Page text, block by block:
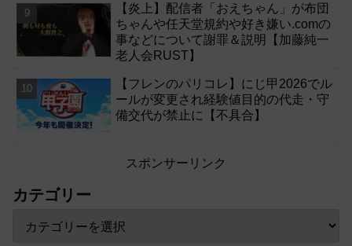
【炎上】配信者「おえちゃん」が布団
ちゃんや任天堂規約や好き嫌い.comの
事などについて謝罪＆説明【加藤純一
老人会RUST】
【フレンのパリコレ】にじ甲2026でル
ールが変更され経験値目的の代走・守
備交代が禁止に【不具合】
スポンサーリンク
カテゴリー